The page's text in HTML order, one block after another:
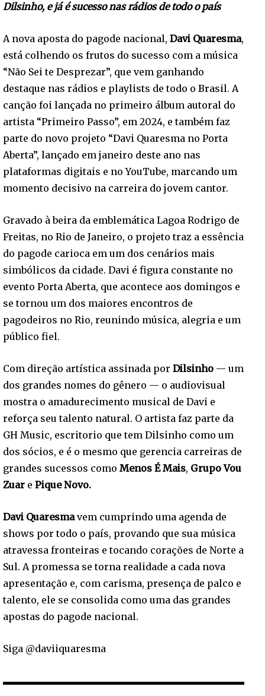
Dilsinho, e já é sucesso nas rádios de todo o país
A nova aposta do pagode nacional, Davi Quaresma,
está colhendo os frutos do sucesso com a música
“Não Sei te Desprezar”, que vem ganhando
destaque nas rádios e playlists de todo o Brasil. A
canção foi lançada no primeiro álbum autoral do
artista “Primeiro Passo”, em 2024, e também faz
parte do novo projeto “Davi Quaresma no Porta
Aberta”, lançado em janeiro deste ano nas
plataformas digitais e no YouTube, marcando um
momento decisivo na carreira do jovem cantor.
Gravado à beira da emblemática Lagoa Rodrigo de
Freitas, no Rio de Janeiro, o projeto traz a essência
do pagode carioca em um dos cenários mais
simbólicos da cidade. Davi é figura constante no
evento Porta Aberta, que acontece aos domingos e
se tornou um dos maiores encontros de
pagodeiros no Rio, reunindo música, alegria e um
público fiel.
Com direção artística assinada por Dilsinho — um
dos grandes nomes do gênero — o audiovisual
mostra o amadurecimento musical de Davi e
reforça seu talento natural. O artista faz parte da
GH Music, escritorio que tem Dilsinho como um
dos sócios, e é o mesmo que gerencia carreiras de
grandes sucessos como Menos É Mais, Grupo Vou
Zuar e Pique Novo.
Davi Quaresmavem cumprindo uma agenda de
shows por todo o país, provando que sua música
atravessa fronteiras e tocando corações de Norte a
Sul. A promessa se torna realidade a cada nova
apresentação e, com carisma, presença de palco e
talento, ele se consolida como uma das grandes
apostas do pagode nacional.
Siga @daviiquaresma